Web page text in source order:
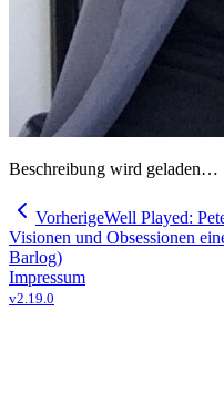
Beschreibung wird geladen…
VorherigeWell Played:
Visionen und Obsessionen
Barlog)
Impressum
v2.19.0